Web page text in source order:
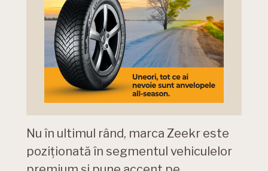
Nu în ultimul rând, marca Zeekr este
poziționată în segmentul vehiculelor